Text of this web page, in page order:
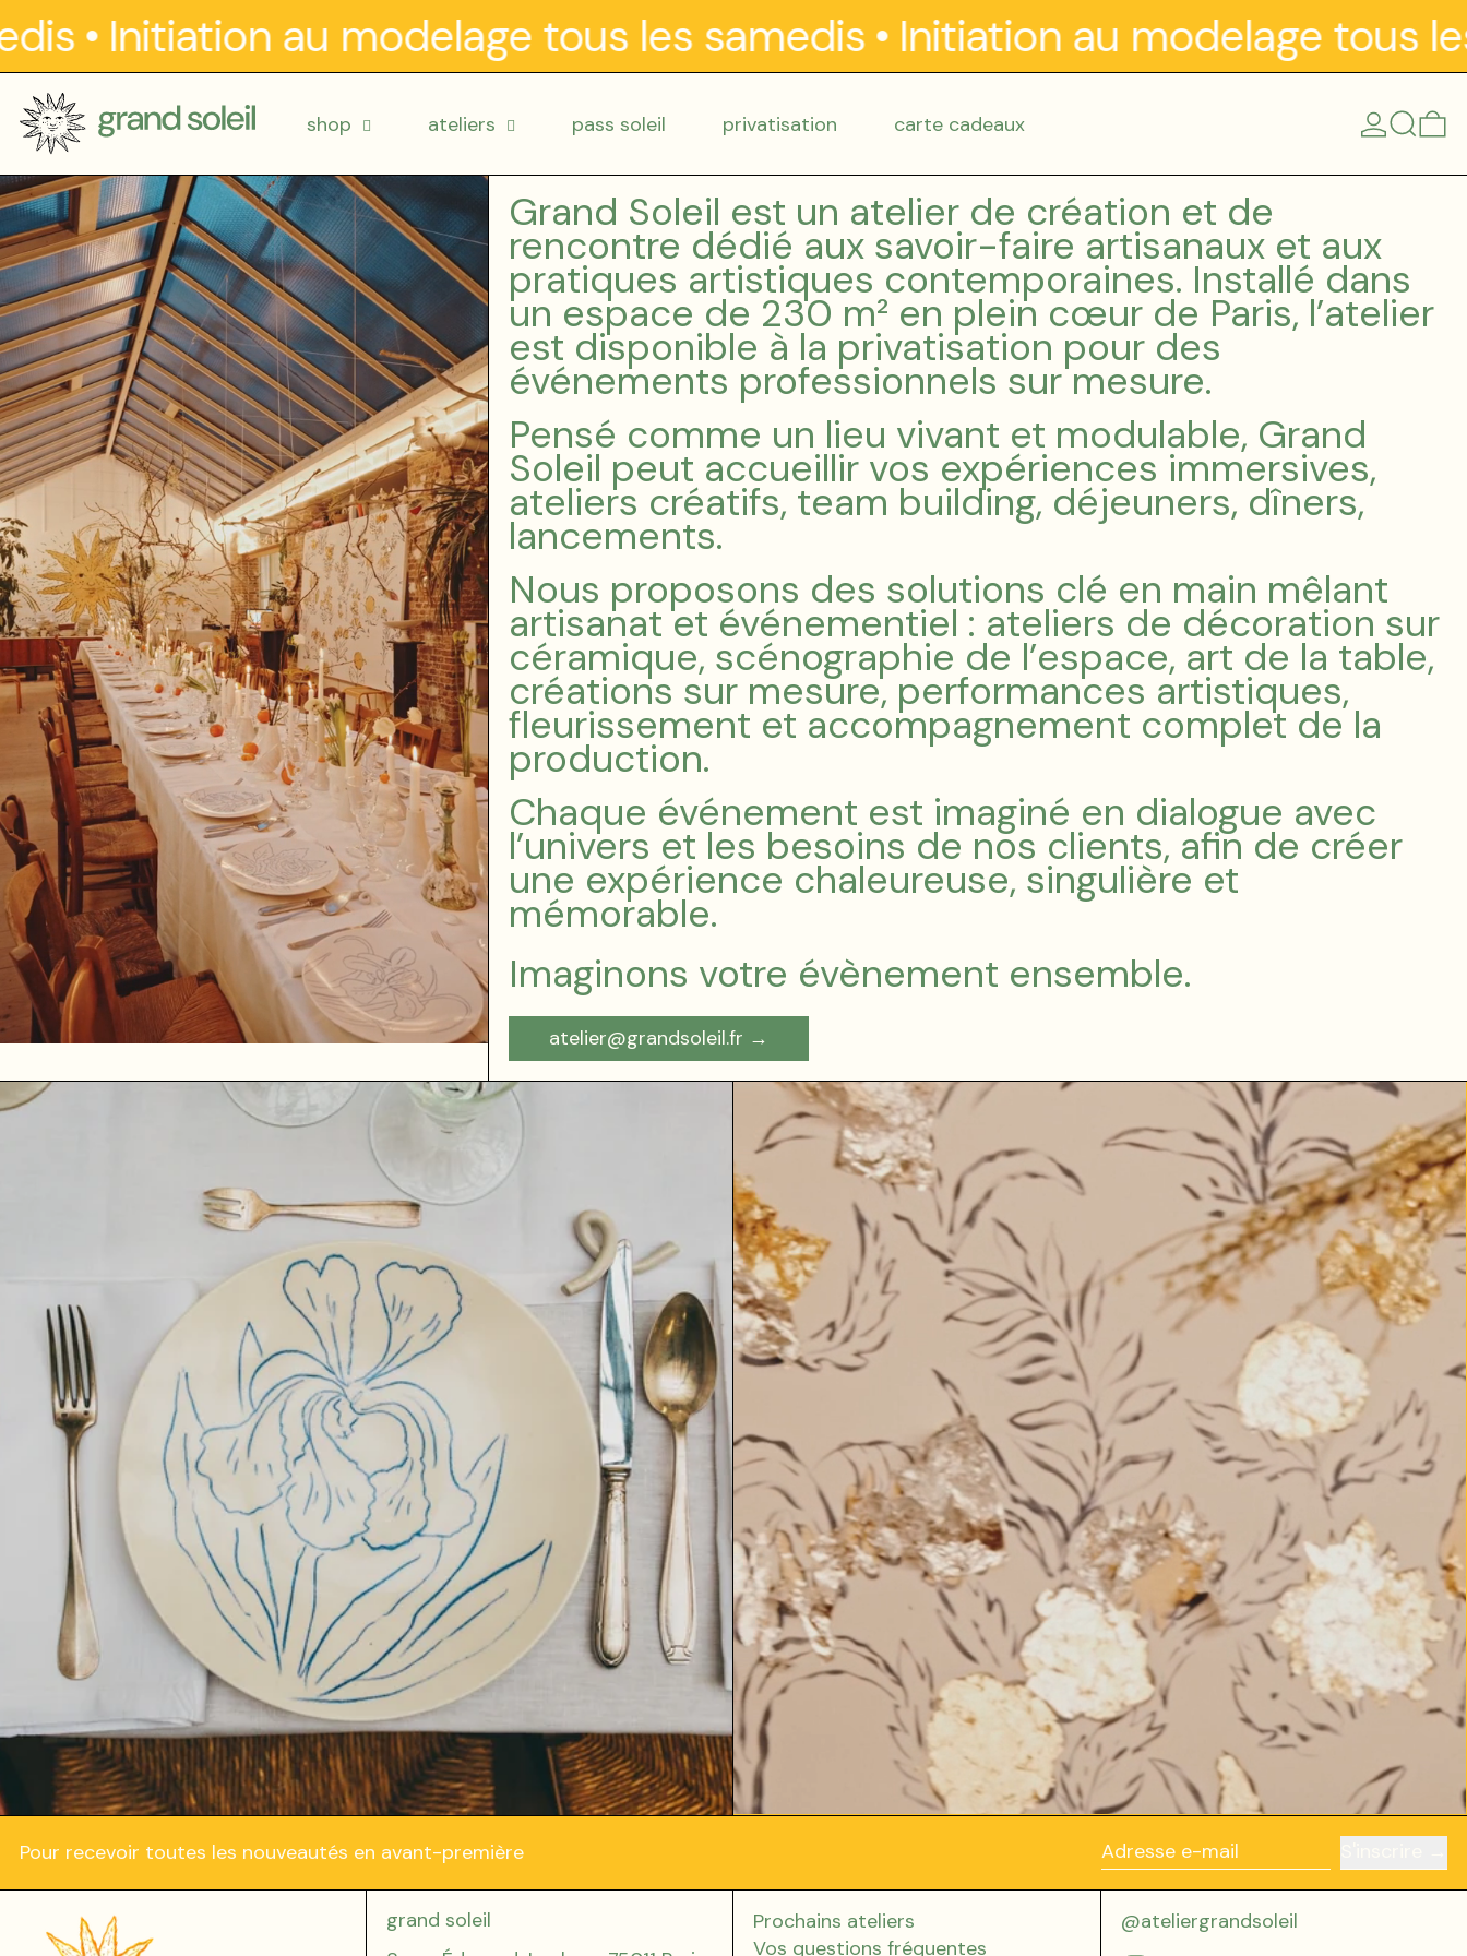
•Initiation au modelage tous les samedis•Initiation au modelage tous les
shop ateliers pass soleil privatisation carte cadeaux
Grand Soleil est un atelier de création et de
rencontre dédié aux savoir-faire artisanaux et aux
pratiques artistiques contemporaines. Installé dans
un espace de 230 m² en plein cœur de Paris, l’atelier
est disponible à la privatisation pour des
événements professionnels sur mesure.
Pensé comme un lieu vivant et modulable, Grand
Soleil peut accueillir vos expériences immersives,
ateliers créatifs, team building, déjeuners, dîners,
lancements.
Nous proposons des solutions clé en main mêlant
artisanat et événementiel : ateliers de décoration sur
céramique, scénographie de l’espace, art de la table,
créations sur mesure, performances artistiques,
fleurissement et accompagnement complet de la
production.
Chaque événement est imaginé en dialogue avec
l’univers et les besoins de nos clients, afin de créer
une expérience chaleureuse, singulière et
mémorable.
Imaginons votre évènement ensemble.
atelier@grandsoleil.fr
Pour recevoir toutes les nouveautés en avant-première
Adresse e-mail
grand soleil
Prochains ateliers
Vos questions fréquentes
@ateliergrandsoleil